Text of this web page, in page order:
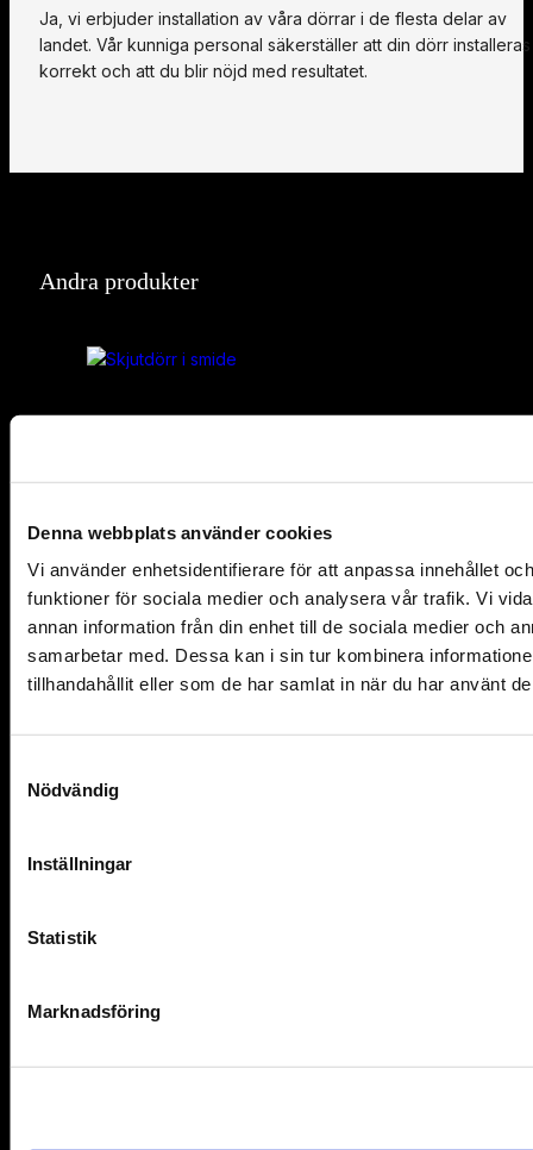
Denna webbplats använder cookies
Vi använder enhetsidentifierare för att anpassa innehållet
funktioner för sociala medier och analysera vår trafik. Vi
annan information från din enhet till de sociala medier och
samarbetar med. Dessa kan i sin tur kombinera
tillhandahållit eller som de har samlat in när du har använt
Nödvändig
Inställningar
Statistik
Marknadsföring
Ja, vi erbjuder installation av våra dörrar i de flesta delar av
landet. Vår kunniga personal säkerställer att din dörr installeras
korrekt och att du blir nöjd med resultatet.
Andra produkter
En skjutdörr i smide skapar en minimalistisk avskildhet utan att
väggytor fria. Vi tillverkar varje dörr för hand i vår verkstad,
utifrån dina önskemål, mått och behov.